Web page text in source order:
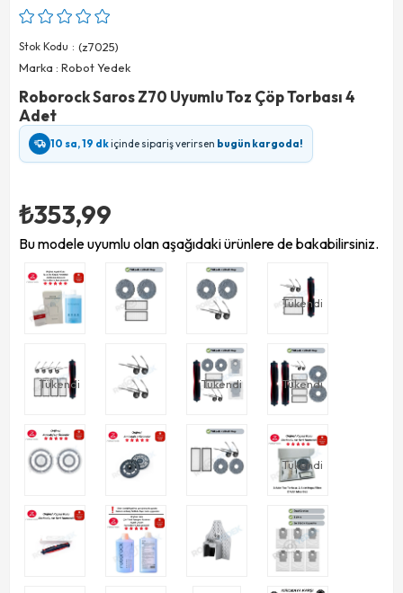
Stok Kodu
(z7025)
Marka : Robot Yedek
Roborock Saros Z70 Uyumlu Toz Çöp Torbası 4
Adet
10 sa, 19 dkiçinde sipariş verirsen bugün kargoda!
₺353,99
Bu modele uyumlu olan aşağıdaki ürünlere de bakabilirsiniz.
Tükendi
Tükendi Tükendi Tükendi
Tükendi